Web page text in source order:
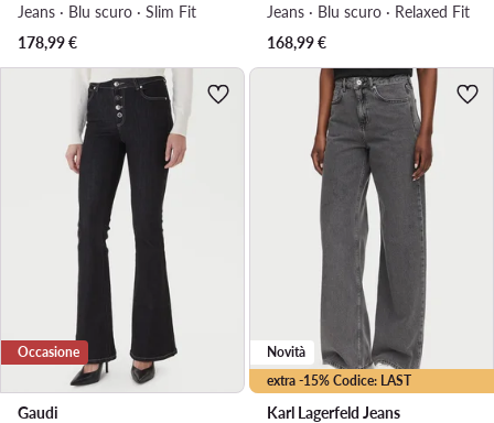
Jeans · Blu scuro · Slim Fit
178,99€
Jeans · Blu scuro · Relaxed Fit
168,99€
Occasione
Gaudi
extra -15% Codice: LAST
Novità
Karl Lagerfeld Jeans